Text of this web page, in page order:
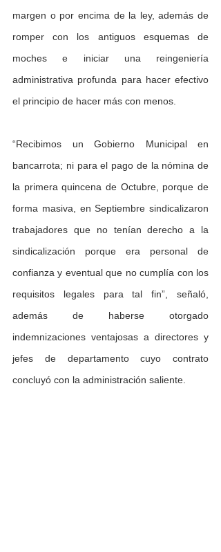
margen o por encima de la ley, además de
romper con los antiguos esquemas de
moches e iniciar una reingeniería
administrativa profunda para hacer efectivo
el principio de hacer más con menos.
“Recibimos un Gobierno Municipal en
bancarrota; ni para el pago de la nómina de
la primera quincena de Octubre, porque de
forma masiva, en Septiembre sindicalizaron
trabajadores que no tenían derecho a la
sindicalización porque era personal de
confianza y eventual que no cumplía con los
requisitos legales para tal fin”, señaló,
además de haberse otorgado
indemnizaciones ventajosas a directores y
jefes de departamento cuyo contrato
concluyó con la administración saliente.